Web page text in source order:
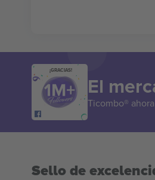
¡GRACIAS!
El
Ticombo®
Sello de